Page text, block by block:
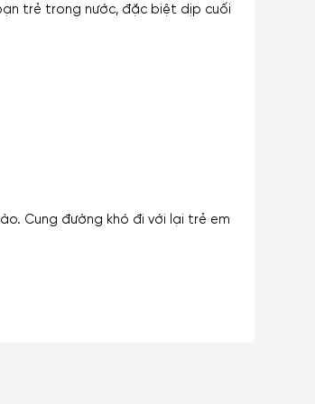
trẻ trong nước, đặc biệt dịp cuối
Cung đường khó đi với lại trẻ em